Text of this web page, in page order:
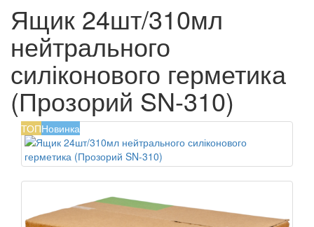
Ящик 24шт/310мл
нейтрального
силіконового герметика
(Прозорий SN-310)
ТОПНовинка